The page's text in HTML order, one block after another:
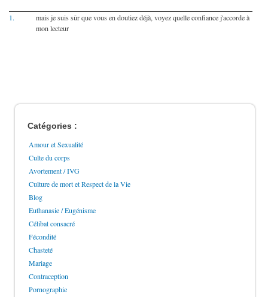
1.
mais je suis sûr que vous en doutiez déjà, voyez quelle confiance j'accorde à
mon lecteur
Catégories :
Amour et Sexualité
Culte du corps
Avortement / IVG
Culture de mort et Respect de la Vie
Blog
Euthanasie / Eugénisme
Célibat consacré
Fécondité
Chasteté
Mariage
Contraception
Pornographie